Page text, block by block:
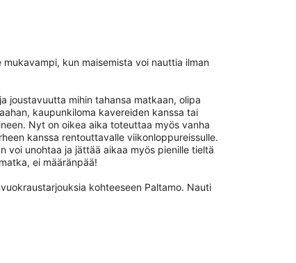
kun maisemista voi nauttia ilman
joustavuutta mihin tahansa matkaan, olipa
kaupunkiloma kavereiden kanssa tai
Nyt on oikea aika toteuttaa myös vanha
kanssa rentouttavalle viikonloppureissulle.
voi unohtaa ja jättää aikaa myös pienille tieltä
ei määränpää!
kohteeseen Paltamo. Nauti